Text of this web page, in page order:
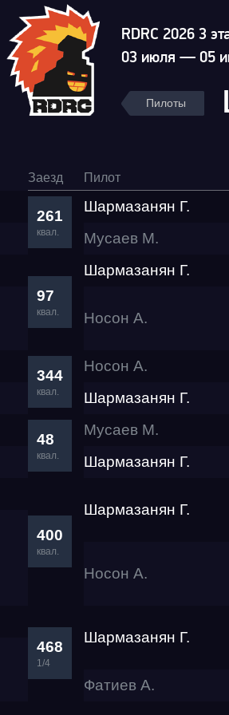
RDRC 2026 3
03 июля — 05
Пилоты
Заезд Пилот
261
квал.
Шармазанян Г.
Мусаев М.
97
квал.
Шармазанян Г.
Носон А.
344
квал.
Носон А.
Шармазанян Г.
48
квал.
Мусаев М.
Шармазанян Г.
400
квал.
Шармазанян Г.
Носон А.
468
1/4
Шармазанян Г.
Фатиев А.